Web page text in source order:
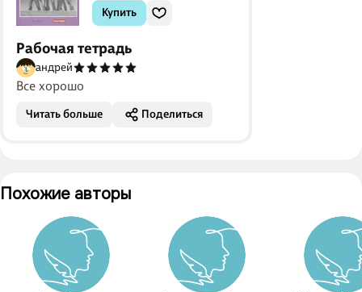
Купить
Рабочая тетрадь
андрей
Все хорошо
Читать больше Поделиться
Похожие авторы